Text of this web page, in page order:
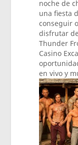
noche de
una fiesta
conseguir
disfrutar
Thunder
Casino
en vivo y